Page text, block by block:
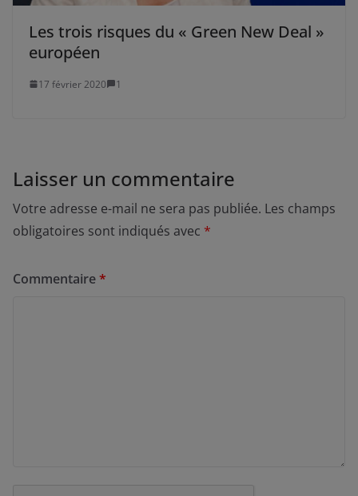
Les trois risques du « Green New Deal »
européen
17 février 2020 1
Laisser un commentaire
Votre adresse e-mail ne sera pas publiée. Les champs
obligatoires sont indiqués avec *
Commentaire*